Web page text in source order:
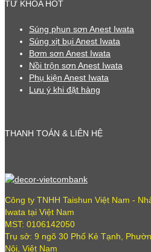
TỪ KHÓA HOT
Súng phun sơn Anest Iwata
Súng xịt bụi Anest Iwata
Bơm sơn Anest Iwata
Nồi trộn sơn Anest Iwata
Phụ kiện Anest Iwata
Lưu ý khi đặt hàng
THANH TOÁN & LIÊN HỆ
Công ty TNHH Taishun Việt Nam -
Iwata tại Việt Nam
MST: 0106142050
Trụ sở: 9 ngõ 30 Phố Kẻ Tạnh,
Nội, Việt Nam